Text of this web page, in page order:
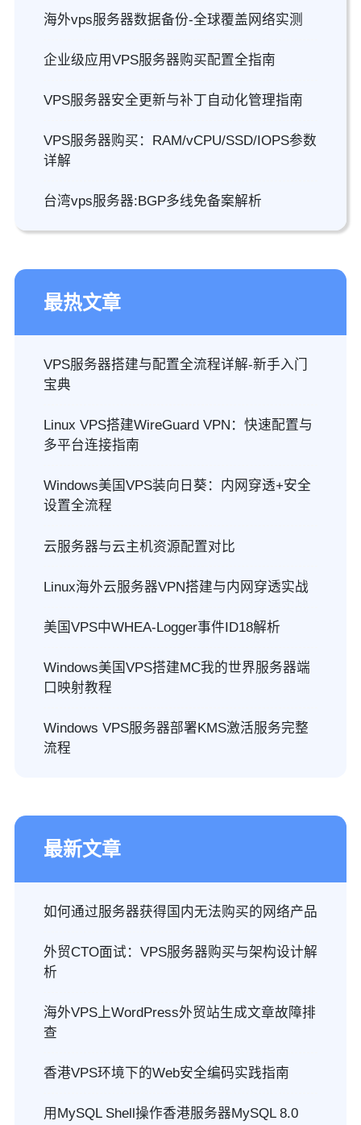
海外vps服务器数据备份-全球覆盖网络实测
企业级应用VPS服务器购买配置全指南
VPS服务器安全更新与补丁自动化管理指南
VPS服务器购买：RAM/vCPU/SSD/IOPS参数
详解
台湾vps服务器:BGP多线免备案解析
最热文章
VPS服务器搭建与配置全流程详解-新手入门
宝典
Linux VPS搭建WireGuard VPN：快速配置与
多平台连接指南
Windows美国VPS装向日葵：内网穿透+安全
设置全流程
云服务器与云主机资源配置对比
Linux海外云服务器VPN搭建与内网穿透实战
美国VPS中WHEA-Logger事件ID18解析
Windows美国VPS搭建MC我的世界服务器端
口映射教程
Windows VPS服务器部署KMS激活服务完整
流程
最新文章
如何通过服务器获得国内无法购买的网络产品
外贸CTO面试：VPS服务器购买与架构设计解
析
海外VPS上WordPress外贸站生成文章故障排
查
香港VPS环境下的Web安全编码实践指南
用MySQL Shell操作香港服务器MySQL 8.0